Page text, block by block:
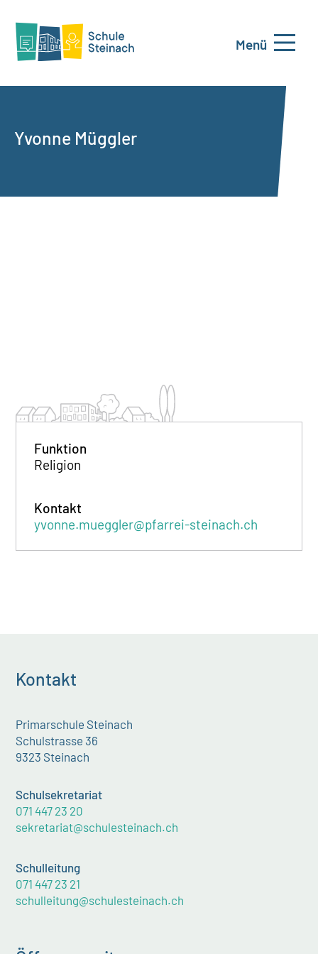
Menü
Yvonne Müggler
Funktion
Religion
Kontakt
yvonne.mueggler@pfarrei-steinach.ch
Kontakt
Primarschule Steinach
Schulstrasse 36
9323 Steinach
Schulsekretariat
071 447 23 20
sekretariat@schulesteinach.ch
Schulleitung
071 447 23 21
schulleitung@schulesteinach.ch